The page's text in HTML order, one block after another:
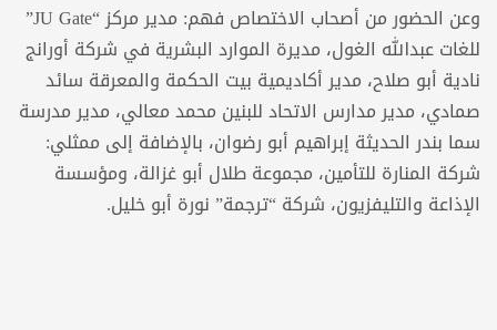
وعن الحضور من أصحاب الاختصاص فهم: مدير مركز “JU Gate”
للغات عبدالله الغول، مديرة الموارد البشرية في شركة أورانج
نادية أبو صلاح، مدير أكاديمية بيت الحكمة والمعرقة سائد
صمادي، مدير مدارس الاتحاد للبنين محمد معالي، مدير مدرسة
سما بندر الحديثة إبراهيم أبو رضوان، بالإضافة إلى ممثلي:
شركة المنارة للتأمين، مجموعة طلال أبو غزالة، ومؤسسة
الإذاعة والتليفزيون، شركة “ترجمة” نورة أبو خليل.